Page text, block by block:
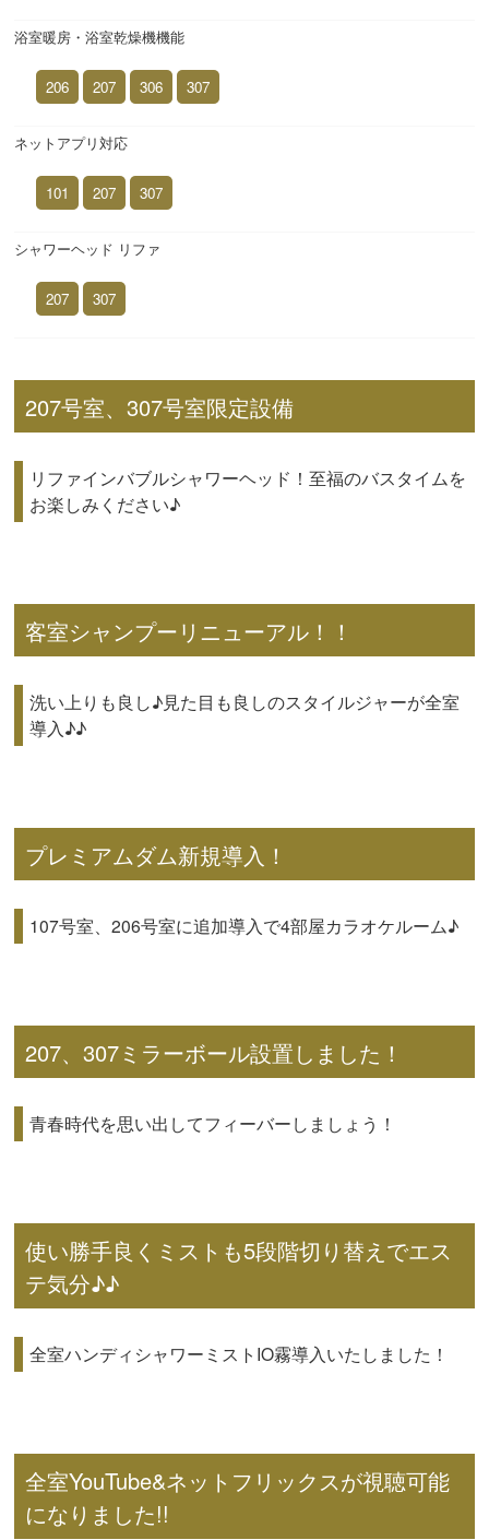
浴室暖房・浴室乾燥機機能
206 207 306 307
ネットアプリ対応
101 207 307
シャワーヘッド リファ
207 307
207号室、307号室限定設備
リファインバブルシャワーヘッド！至福のバスタイムを
お楽しみください♪
客室シャンプーリニューアル！！
洗い上りも良し♪見た目も良しのスタイルジャーが全室
導入♪♪
プレミアムダム新規導入！
107号室、206号室に追加導入で4部屋カラオケルーム♪
207、307ミラーボール設置しました！
青春時代を思い出してフィーバーしましょう！
使い勝手良くミストも5段階切り替えでエス
テ気分♪♪
全室ハンディシャワーミストIO霧導入いたしました！
全室YouTube&ネットフリックスが視聴可能
になりました!!